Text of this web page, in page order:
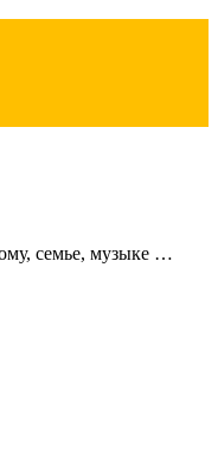
семье, музыке …